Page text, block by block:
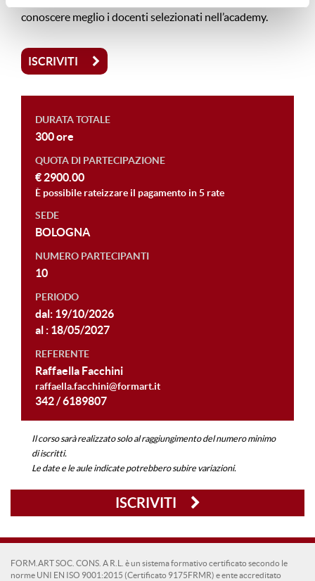
conoscere meglio i docenti selezionati nell’academy.
ISCRIVITI
DURATA TOTALE
300 ore
QUOTA DI PARTECIPAZIONE
€ 2900.00
È possibile rateizzare il pagamento in 5 rate
SEDE
BOLOGNA
NUMERO PARTECIPANTI
10
PERIODO
dal: 19/10/2026
al : 18/05/2027
REFERENTE
Raffaella Facchini
raffaella.facchini@formart.it
342 / 6189807
Il corso sarà realizzato solo al raggiungimento del numero minimo
di iscritti.
Le date e le aule indicate potrebbero subire variazioni.
ISCRIVITI
FORM.ART SOC. CONS. A R.L. è un sistema formativo certificato secondo le
norme UNI EN ISO 9001:2015 (Certificato 9175FRMR) e ente accreditato